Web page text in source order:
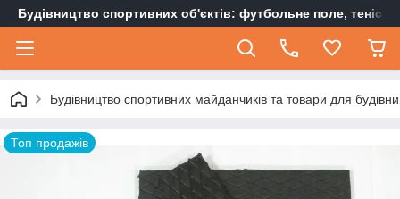
Будівництво спортивних об'єктів: футбольне поле,
Будівництво спортивних майданчиків та товари для
Топ продажів